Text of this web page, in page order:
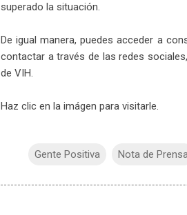
superado la situación.
De igual manera, puedes acceder a
contactar a través de las redes
de VIH.
Haz clic en la imágen para visitarle.
Gente Positiva Nota de